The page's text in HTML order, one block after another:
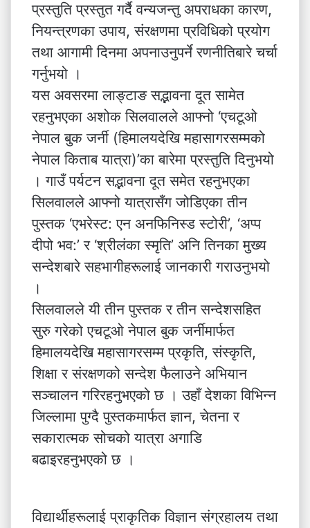
प्रस्तुति प्रस्तुत गर्दै वन्यजन्तु अपराधका कारण,
नियन्त्रणका उपाय, संरक्षणमा प्रविधिको प्रयोग
तथा आगामी दिनमा अपनाउनुपर्ने रणनीतिबारे चर्चा
गर्नुभयो ।
यस अवसरमा लाङ्टाङ सद्भावना दूत सामेत
रहनुभएका अशोक सिलवालले आफ्नो ‘एचटूओ
नेपाल बुक जर्नी (हिमालयदेखि महासागरसम्मको
नेपाल किताब यात्रा)’का बारेमा प्रस्तुति दिनुभयो
। गाउँ पर्यटन सद्भावना दूत समेत रहनुभएका
सिलवालले आफ्नो यात्रासँग जोडिएका तीन
पुस्तक ‘एभरेस्ट: एन अनफिनिस्ड स्टोरी’, ‘अप्प
दीपो भव:’ र ‘श्रीलंका स्मृति’ अनि तिनका मुख्य
सन्देशबारे सहभागीहरूलाई जानकारी गराउनुभयो
।
सिलवालले यी तीन पुस्तक र तीन सन्देशसहित
सुरु गरेको एचटूओ नेपाल बुक जर्नीमार्फत
हिमालयदेखि महासागरसम्म प्रकृति, संस्कृति,
शिक्षा र संरक्षणको सन्देश फैलाउने अभियान
सञ्चालन गरिरहनुभएको छ । उहाँ देशका विभिन्न
जिल्लामा पुग्दै पुस्तकमार्फत ज्ञान, चेतना र
सकारात्मक सोचको यात्रा अगाडि
बढाइरहनुभएको छ ।
विद्यार्थीहरूलाई प्राकृतिक विज्ञान संग्रहालय तथा